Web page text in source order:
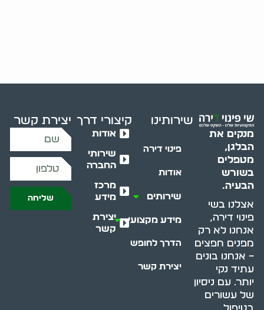
מנקים את
הבלגן,
מטפלים
בשורש
הבעיה.
אצלנו בשי
פינוי דירה,
אנחנו לא רק
מפנים חפצים
– אנחנו בונים
עתיד נקי
יותר. עם ניסיון
של עשורים
שירותינו
פינוי דירה
אודות
שירותים
מידע מקצועי
הדרך לחופש
יצירת קשר
קיצורי דרך
אודות
שירותי
החברה
מרכז
מידע
יצירת
קשר
יצירת קשר
שליחה